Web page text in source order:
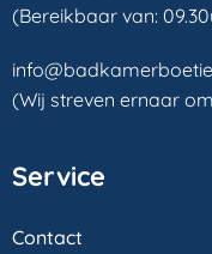
(Bereikbaar van:
(Wij streven ernaar
Service
Contact